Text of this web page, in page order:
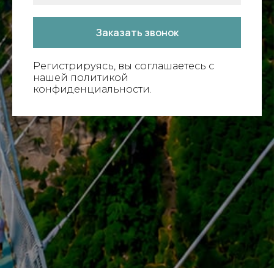
Заказать звонок
Регистрируясь, вы соглашаетесь с
нашей политикой
конфиденциальности.